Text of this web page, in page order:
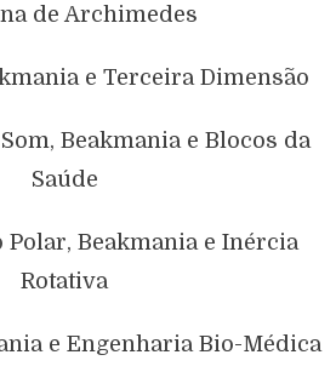
de Archimedes
e Terceira Dimensão
Beakmania e Blocos da
Saúde
Polar, Beakmania e Inércia
Rotativa
e Engenharia Bio-Médica